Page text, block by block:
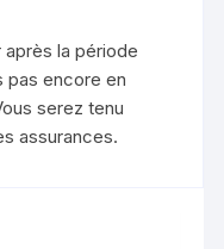
la période
pas encore en
serez tenu
assurances.